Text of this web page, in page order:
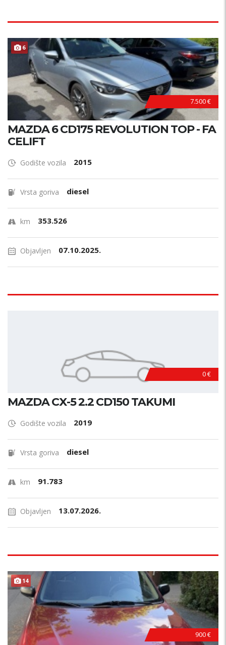
6
7.500 €
MAZDA 6 CD175 REVOLUTION TOP - FA
CELIFT
Godište vozila 2015
Vrsta goriva diesel
km 353.526
Objavljen 07.10.2025.
0 €
MAZDA CX-5 2.2 CD150 TAKUMI
Godište vozila 2019
Vrsta goriva diesel
km 91.783
Objavljen 13.07.2026.
14
900 €